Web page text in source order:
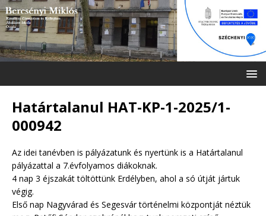
Határtalanul HAT-KP-1-2025/1-
000942
Az idei tanévben is pályázatunk és nyertünk is a Határtalanul
pályázattal a 7.évfolyamos diákoknak.
4 nap 3 éjszakát töltöttünk Erdélyben, ahol a só útját jártuk
végig.
Első nap Nagyvárad és Segesvár történelmi központját néztük